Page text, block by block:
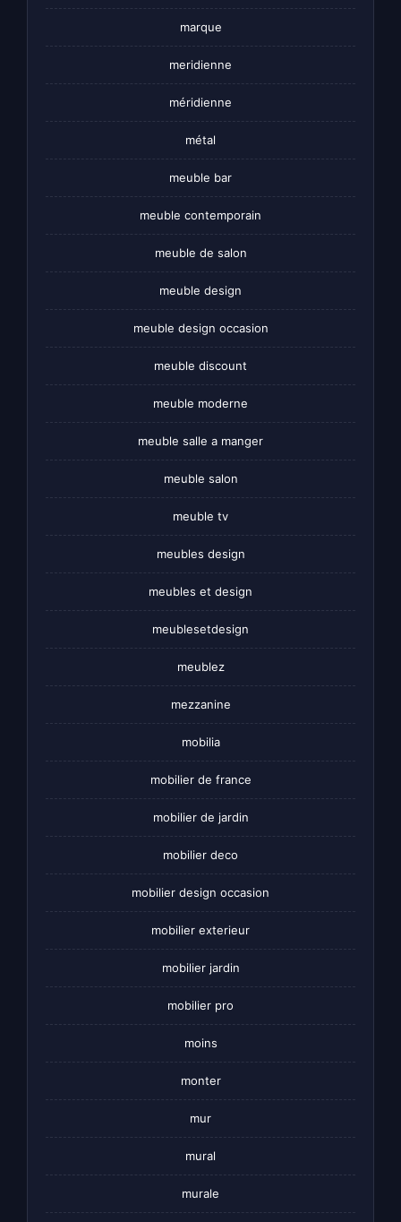
marque
meridienne
méridienne
métal
meuble bar
meuble contemporain
meuble de salon
meuble design
meuble design occasion
meuble discount
meuble moderne
meuble salle a manger
meuble salon
meuble tv
meubles design
meubles et design
meublesetdesign
meublez
mezzanine
mobilia
mobilier de france
mobilier de jardin
mobilier deco
mobilier design occasion
mobilier exterieur
mobilier jardin
mobilier pro
moins
monter
mur
mural
murale